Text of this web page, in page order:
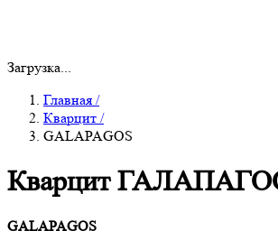
Загрузка...
Главная /
Кварцит /
GALAPAGOS
Кварцит
GALAPAGOS